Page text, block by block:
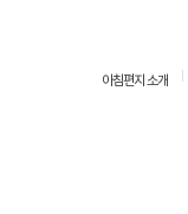
아침편지 소개